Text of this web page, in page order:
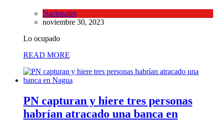
Nacionales
noviembre 30, 2023
Lo ocupado
READ MORE
PN capturan y hiere tres personas
habrían atracado una banca en